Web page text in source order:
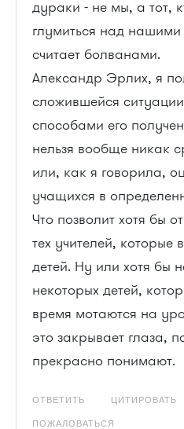
дураки - не мы, а тот,
глумиться над нашими
считает болванами.
Александр Эрлих, я
сложившейся
способами его
нельзя вообще никак
или, как я говорила,
учащихся в
Что позволит хотя бы
тех учителей, которые
детей. Ну или хотя бы
некоторых детей,
время мотаются на
это закрывает глаза,
прекрасно понимают.
ОТВЕТИТЬ ЦИТИРОВАТЬ
ПОЖАЛОВАТЬСЯ